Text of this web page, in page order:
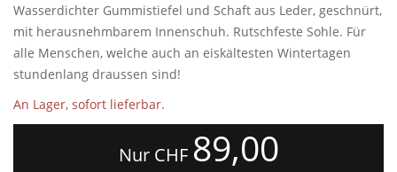
Wasserdichter Gummistiefel und Schaft aus Leder, geschnürt,
mit herausnehmbarem Innenschuh. Rutschfeste Sohle. Für
alle Menschen, welche auch an eiskältesten Wintertagen
stundenlang draussen sind!
An Lager, sofort lieferbar.
Nur CHF 89,00